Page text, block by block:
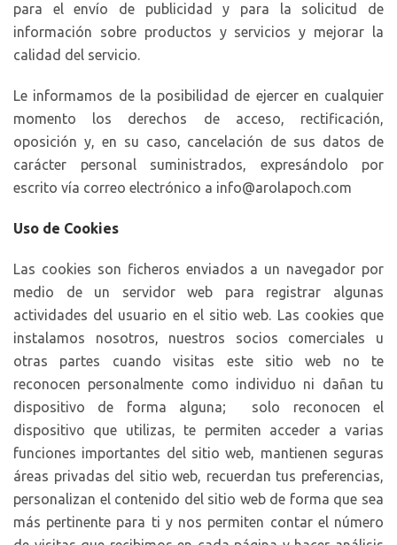
para el envío de publicidad y para la solicitud de
información sobre productos y servicios y mejorar la
calidad del servicio.
Le informamos de la posibilidad de ejercer en cualquier
momento los derechos de acceso, rectificación,
oposición y, en su caso, cancelación de sus datos de
carácter personal suministrados, expresándolo por
escrito vía correo electrónico a info@arolapoch.com
Uso de Cookies
Las cookies son ficheros enviados a un navegador por
medio de un servidor web para registrar algunas
actividades del usuario en el sitio web. Las cookies que
instalamos nosotros, nuestros socios comerciales u
otras partes cuando visitas este sitio web no te
reconocen personalmente como individuo ni dañan tu
dispositivo de forma alguna; solo reconocen el
dispositivo que utilizas, te permiten acceder a varias
funciones importantes del sitio web, mantienen seguras
áreas privadas del sitio web, recuerdan tus preferencias,
personalizan el contenido del sitio web de forma que sea
más pertinente para ti y nos permiten contar el número